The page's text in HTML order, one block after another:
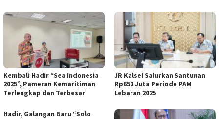
Kembali Hadir “Sea Indonesia
2025”, Pameran Kemaritiman
Terlengkap dan Terbesar
JR Kalsel Salurkan Santunan
Rp650 Juta Periode PAM
Lebaran 2025
Hadir, Galangan Baru “Solo